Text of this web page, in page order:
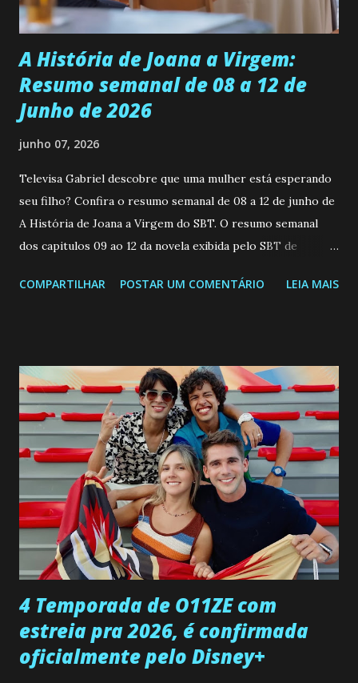
Durante um exame ginecológico, ela é inseminada por eng...
A História de Joana a Virgem:
Resumo semanal de 08 a 12 de
Junho de 2026
junho 07, 2026
Televisa Gabriel descobre que uma mulher está esperando
seu filho? Confira o resumo semanal de 08 a 12 de junho de
A História de Joana a Virgem do SBT. O resumo semanal
dos capitulos 09 ao 12 da novela exibida pelo SBT de
a Programação Semanal do SBT de 08/06/26 a 14/06/26
confessa a Gabriel que ele demonstrou ser o tipo de
pessoa que ela tanto desejou durante toda a vida. Camila
entra no quarto de Gabriel e imagina como seria o
encontro deles, quando conseguir seduzi-lo. Manuel avisa a
Paula sobre a suposta infidelidade de Gabriel com Joana.
Rogerio consegue se livrar de todas as suspeitas pelo
desaparecimento de Francisco, apontando que ele poderia
ter sido vítima da fúria de Gabriel. Artur informa a Gabriel
que a clínica inseminou por engano outra paciente, que está
...
COMPARTILHAR POSTAR UM COMENTÁRIO LEIA MAIS
4 Temporada de O11ZE com
estreia pra 2026, é confirmada
oficialmente pelo Disney+